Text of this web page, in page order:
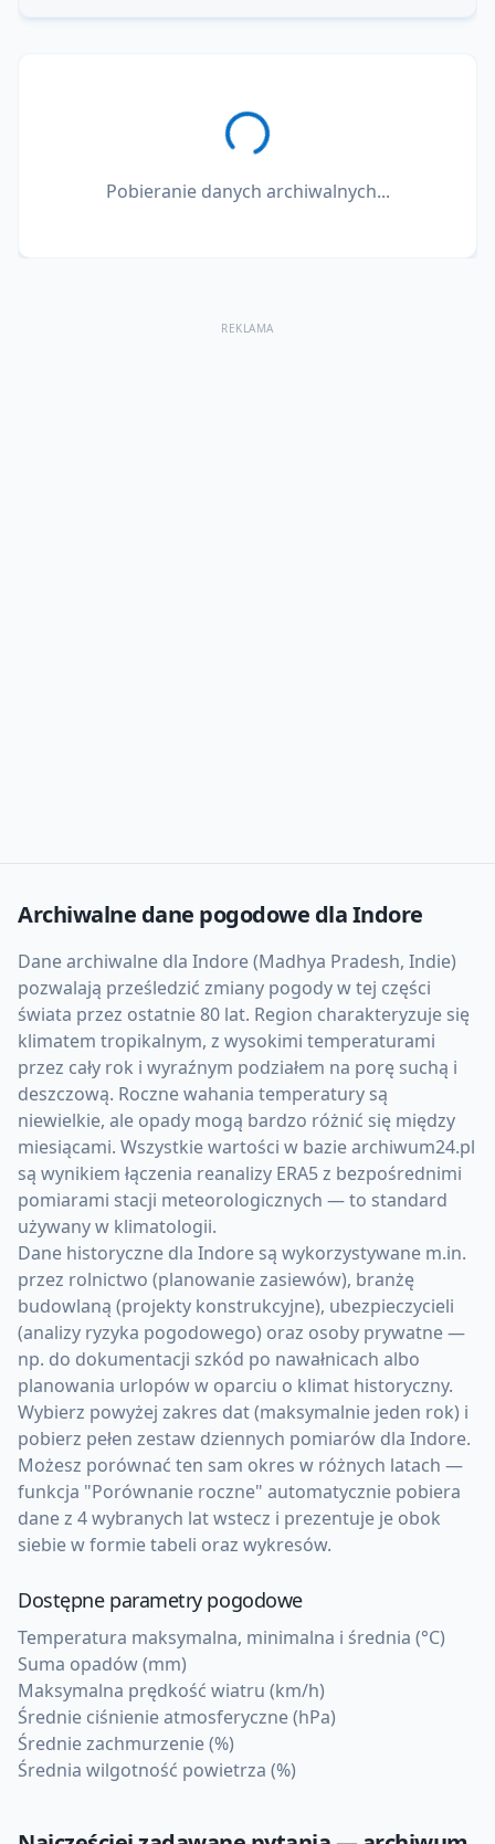
Pobieranie danych archiwalnych...
REKLAMA
Archiwalne dane pogodowe dlaIndore
Dane archiwalne dla Indore (Madhya Pradesh, Indie)
pozwalają prześledzić zmiany pogody w tej części
świata przez ostatnie 80 lat. Region charakteryzuje się
klimatem tropikalnym, z wysokimi temperaturami
przez cały rok i wyraźnym podziałem na porę suchą i
deszczową. Roczne wahania temperatury są
niewielkie, ale opady mogą bardzo różnić się między
miesiącami. Wszystkie wartości w bazie archiwum24.pl
są wynikiem łączenia reanalizy ERA5 z bezpośrednimi
pomiarami stacji meteorologicznych — to standard
używany w klimatologii.
Dane historyczne dla Indore są wykorzystywane m.in.
przez rolnictwo (planowanie zasiewów), branżę
budowlaną (projekty konstrukcyjne), ubezpieczycieli
(analizy ryzyka pogodowego) oraz osoby prywatne —
np. do dokumentacji szkód po nawałnicach albo
planowania urlopów w oparciu o klimat historyczny.
Wybierz powyżej zakres dat (maksymalnie jeden rok) i
pobierz pełen zestaw dziennych pomiarów dla Indore.
Możesz porównać ten sam okres w różnych latach —
funkcja "Porównanie roczne" automatycznie pobiera
dane z 4 wybranych lat wstecz i prezentuje je obok
siebie w formie tabeli oraz wykresów.
Dostępne parametry pogodowe
Temperatura maksymalna, minimalna i średnia (°C)
Suma opadów (mm)
Maksymalna prędkość wiatru (km/h)
Średnie ciśnienie atmosferyczne (hPa)
Średnie zachmurzenie (%)
Średnia wilgotność powietrza (%)